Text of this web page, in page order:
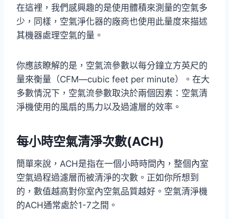
在這裡，我們感興趣的是使用體積來測量的空氣多
少，同樣，空氣淨化器的廠商也使用此量度來描述
其機器處理空氣的量。
你應該瞭解的是，空氣流參數以每分鐘立方英尺的
量來衡量（CFM—cubic feet per minute）。在大
多數情況下，空氣流參數取決於兩個因素：空氣清
淨機使用的風扇的馬力以及過濾層的效率。
每小時空氣清淨次數(ACH)
簡單來說，ACH是指在一個小時時間內，整個內室
空氣過程過濾層而被清淨的次數。正如你所想到
的，數值越高對你室內空氣品質越好。空氣清淨機
的ACH通常處於1-7之間。